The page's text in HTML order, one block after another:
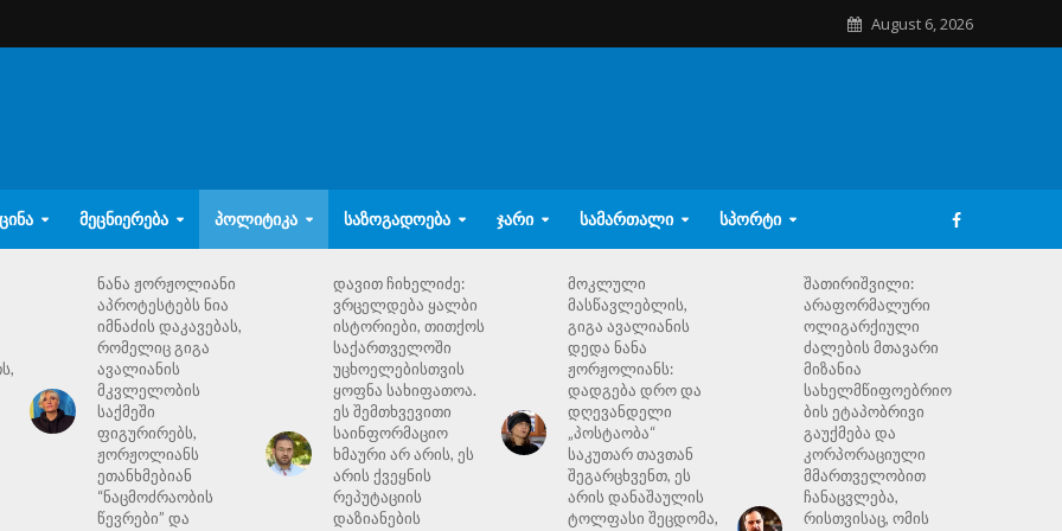
August 6, 2026
ᲛᲔᲪᲜᲘᲔᲠᲔᲑᲐ ᲞᲝᲚᲘᲢᲘᲙᲐ ᲡᲐᲖᲝᲒᲐᲓᲝᲔᲑᲐ ᲯᲐᲠᲘ ᲡᲐᲛᲐᲠᲗᲐᲚᲘ ᲡᲞᲝᲠᲢᲘ
ნანა ჟორჟოლიანი
აპროტესტებს ნია
იმნაძის დაკავებას,
რომელიც გიგა
ავალიანის
მკვლელობის
საქმეში
ფიგურირებს,
ჟორჟოლიანს
ეთანხმებიან
“ნაცმოძრაობის
წევრები” და
დავით ჩიხელიძე:
ვრცელდება ყალბი
ისტორიები, თითქოს
საქართველოში
უცხოელებისთვის
ყოფნა სახიფათოა.
ეს შემთხვევითი
საინფორმაციო
ხმაური არ არის, ეს
არის ქვეყნის
რეპუტაციის
დაზიანების
მოკლული
მასწავლებლის,
გიგა ავალიანის
დედა ნანა
ჟორჟოლიანს:
დადგება დრო და
დღევანდელი
„პოსტაობა“
საკუთარ თავთან
შეგარცხვენთ, ეს
არის დანაშაულის
ტოლფასი შეცდომა,
შათირიშვილი:
არაფორმალური
ოლიგარქიული
ძალების მთავარი
მიზანია
სახელმწიფოებრიო
ბის ეტაპობრივი
გაუქმება და
კორპორაციული
მმართველობით
ჩანაცვლება,
რისთვისაც, ომის